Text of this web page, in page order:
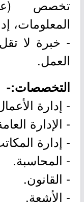
تخصص
المعلومات،
العمل.
التخصصات:-
- إدارة
- الإدارة
- إدارة
- المحاسبة.
- القانون.
- الأشعة.